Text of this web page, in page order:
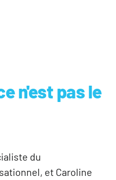
n'est pas le
du
et Caroline